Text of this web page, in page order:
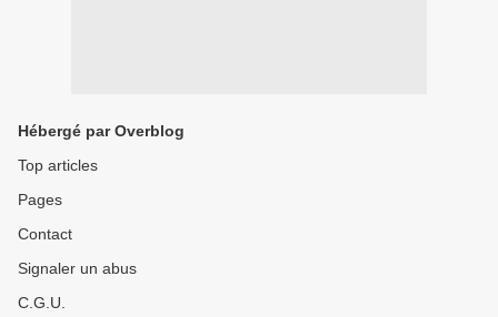
Hébergé par Overblog
Top articles
Pages
Contact
Signaler un abus
C.G.U.